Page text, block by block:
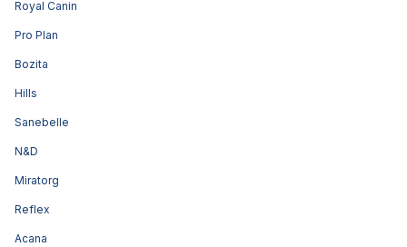
Royal Canin
Pro Plan
Bozita
Hills
Sanebelle
N&D
Miratorg
Reflex
Acana